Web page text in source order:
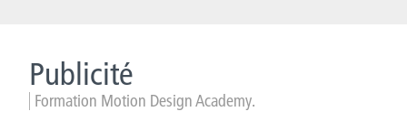
Publicité
Formation Motion Design Academy.